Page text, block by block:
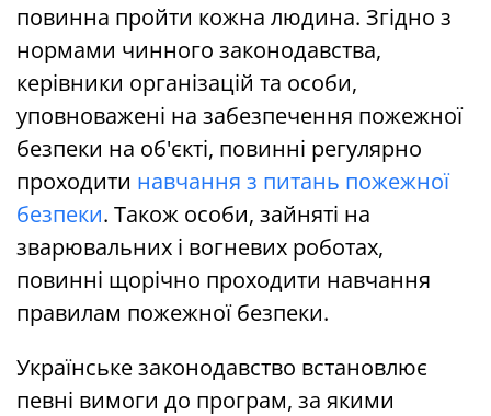
повинна пройти кожна людина. Згідно з
нормами чинного законодавства,
керівники організацій та особи,
уповноважені на забезпечення пожежної
безпеки на об'єкті, повинні регулярно
проходити навчання з питань пожежної
безпеки. Також особи, зайняті на
зварювальних і вогневих роботах,
повинні щорічно проходити навчання
правилам пожежної безпеки.
Українське законодавство встановлює
певні вимоги до програм, за якими